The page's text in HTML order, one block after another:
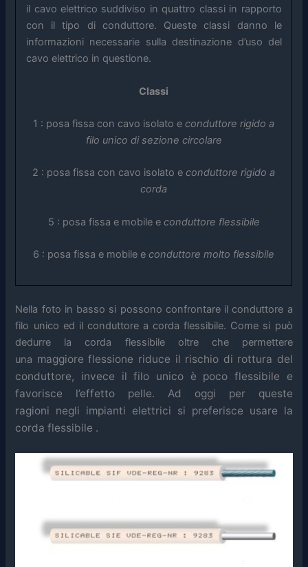
il cavo elettrico suddiviso in quattro classi in rapporto
con il tipo di conduttore. Queste classi danno le
informazioni necessarie sulla destinazione d’uso del
cavo elettrico in questione.
Classi
1 : posa fissa con cavo isolato econduttore rigido a
filo unico di sezione circolare
2 : posa fissa con cavo isolato econduttore rigido a
corda
5 : posa fissa e mobile e conduttore flessibile
6 : posa fissa e mobile econduttore molto flessibile
Nella foto in basso si possono confrontare il conduttore a
filo unico ed il conduttore a corda flessibile. Come si può
dedurre la corda flessibile oltre che permettere
una maggiore flessione riduce il rischio di rottura del
conduttore, invece il filo unico è poco flessibile e
favorisce l’effetto pelle. Ad oggi per queste
ragioni negli impianti elettrici si preferisce usare la
corda flessibile .